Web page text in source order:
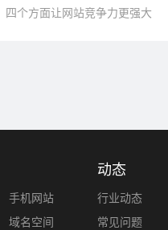
四个方面让网站竞争力更强大
手机网站
域名空间
动态
行业动态
常见问题